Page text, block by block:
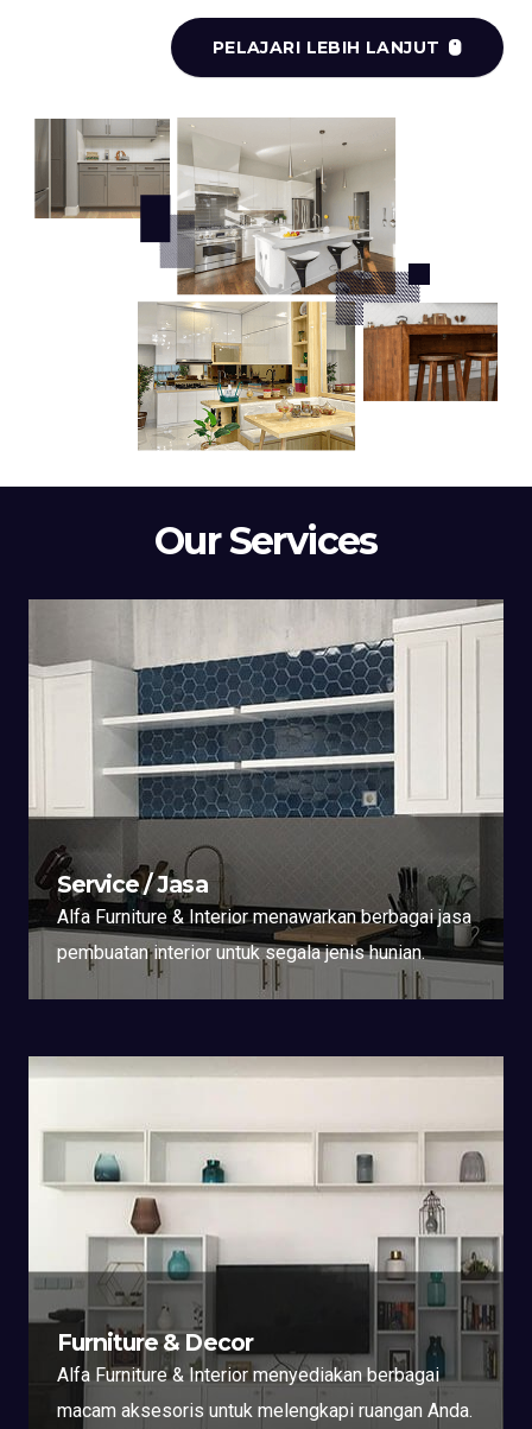
PELAJARI LEBIH LANJUT
Our Services
Service / Jasa
Alfa Furniture & Interior menawarkan berbagai jasa
pembuatan interior untuk segala jenis hunian.
Furniture & Decor
Alfa Furniture & Interior menyediakan berbagai
macam aksesoris untuk melengkapi ruangan Anda.